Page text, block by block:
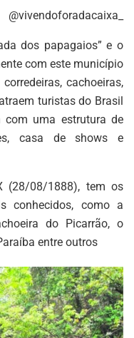
@vivendoforadacaixa_
dos papagaios” e o
com este município
cachoeiras,
turistas do Brasil
uma estrutura de
casa de shows e
(28/08/1888), tem os
conhecidos, como a
do Picarrão, o
entre outros